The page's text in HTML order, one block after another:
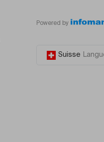
Powered by
Suisse